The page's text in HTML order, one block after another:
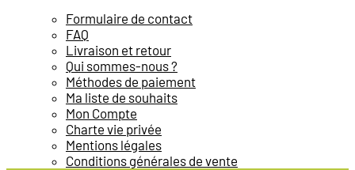
Formulaire de contact
FAQ
Livraison et retour
Qui sommes-nous ?
Méthodes de paiement
Ma liste de souhaits
Mon Compte
Charte vie privée
Mentions légales
Conditions générales de vente